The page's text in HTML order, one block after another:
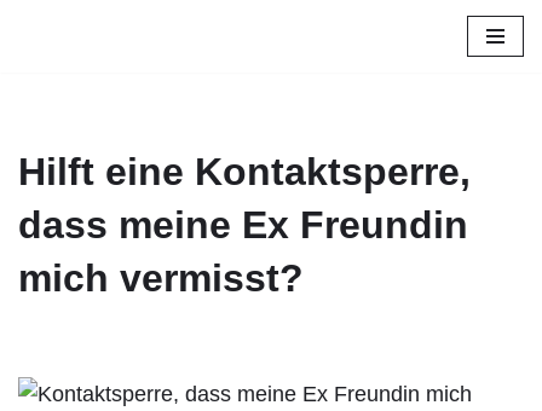
Hilft eine Kontaktsperre,
dass meine Ex Freundin
mich vermisst?